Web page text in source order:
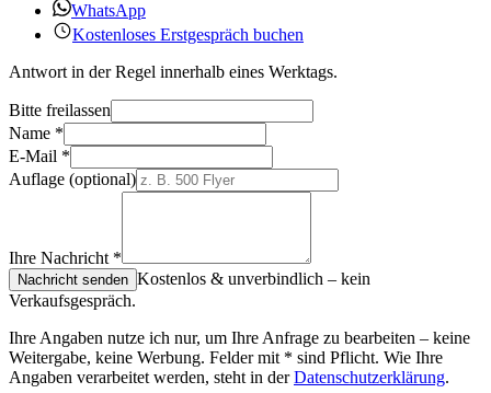
WhatsApp
Kostenloses Erstgespräch buchen
Antwort in der Regel innerhalb eines Werktags.
Bitte freilassen
Name *
E-Mail *
Auflage (optional)
Ihre Nachricht *
Nachricht senden Kostenlos & unverbindlich – kein
Verkaufsgespräch.
Ihre Angaben nutze ich nur, um Ihre Anfrage zu bearbeiten – keine
Weitergabe, keine Werbung. Felder mit * sind Pflicht. Wie Ihre
Angaben verarbeitet werden, steht in derDatenschutzerklärung.